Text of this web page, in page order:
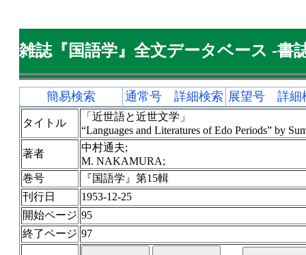
雑誌『国語学』全文データベース -書
簡易検索 通常号 詳細検索 展望号 詳細
タイトル
「近世語と近世文学」
“Languages and Literatures of Edo Periods” by
著者
中村通夫;
M. NAKAMURA;
巻号
『国語学』第15輯
刊行日
1953-12-25
開始ページ 95
終了ページ 97